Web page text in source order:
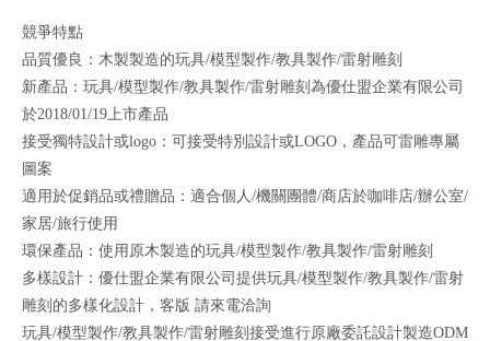
競爭特點
品質優良：木製製造的玩具/模型製作/教具製作/雷射雕刻
新產品：玩具/模型製作/教具製作/雷射雕刻為優仕盟企業有限公司
於2018/01/19上市產品
接受獨特設計或logo：可接受特別設計或LOGO，產品可雷雕專屬
圖案
適用於促銷品或禮贈品：適合個人/機關團體/商店於咖啡店/辦公室/
家居/旅行使用
環保產品：使用原木製造的玩具/模型製作/教具製作/雷射雕刻
多樣設計：優仕盟企業有限公司提供玩具/模型製作/教具製作/雷射
雕刻的多樣化設計，客版 請來電洽詢
玩具/模型製作/教具製作/雷射雕刻接受進行原廠委託設計製造ODM